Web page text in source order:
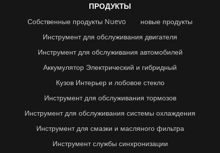
ПРОДУКТЫ
Собственные продукты Nuevo
новые продукты
Инструмент для обслуживания двигателя
Инструмент для обслуживания автомобилей
Аккумулятор Электрический и гибридный
Кузов Интерьер и лобовое стекло
Инструмент для обслуживания тормозов
Инструмент для обслуживания системы охлаждения
Инструмент для смазки и масляного фильтра
Инструмент службы синхронизации